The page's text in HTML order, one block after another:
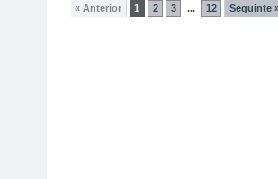
« Anterior 1 2 3 ... 12 Seguinte